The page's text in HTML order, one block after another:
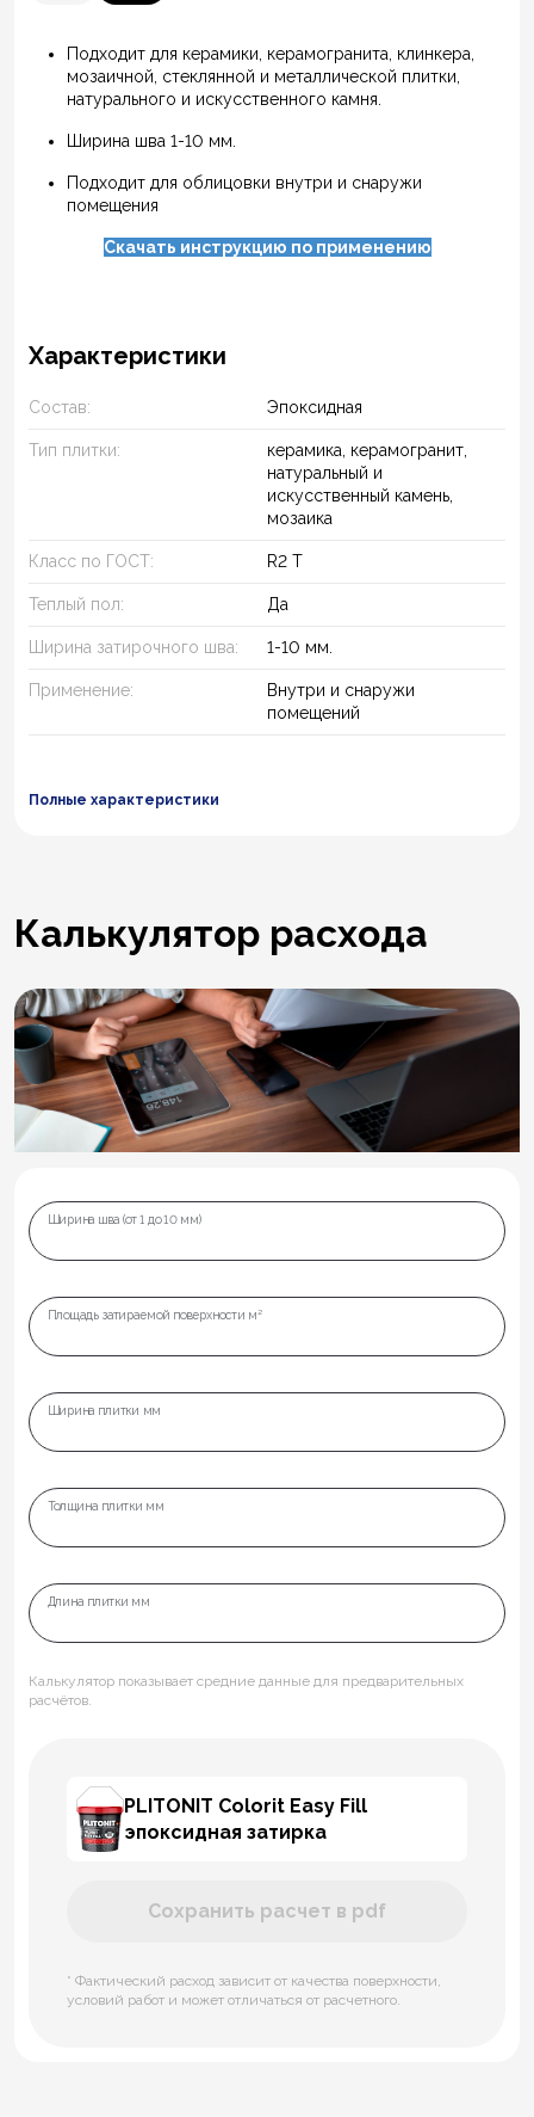
Подходит для керамики, керамогранита, клинкера,
мозаичной, стеклянной и металлической плитки,
натурального и искусственного камня.
Ширина шва 1-10 мм.
Подходит для облицовки внутри и снаружи
помещения
Скачать инструкцию по применению
Характеристики
Состав: Эпоксидная
Тип плитки:
керамика, керамогранит,
натуральный и
искусственный камень,
мозаика
Класс по ГОСТ: R2 T
Теплый пол: Да
Ширина затирочного шва: 1-10 мм.
Применение:
Внутри и снаружи
помещений
Полные характеристики
Калькулятор расхода
Ширина шва (от 1 до 10 мм)
Площадь затираемой поверхности м²
Ширина плитки мм
Толщина плитки мм
Длина плитки мм
Калькулятор показывает средние данные для предварительных
расчётов.
PLITONIT Colorit Easy Fill
эпоксидная затирка
Сохранить расчет в pdf
* Фактический расход зависит от качества поверхности,
условий работ и может отличаться от расчетного.